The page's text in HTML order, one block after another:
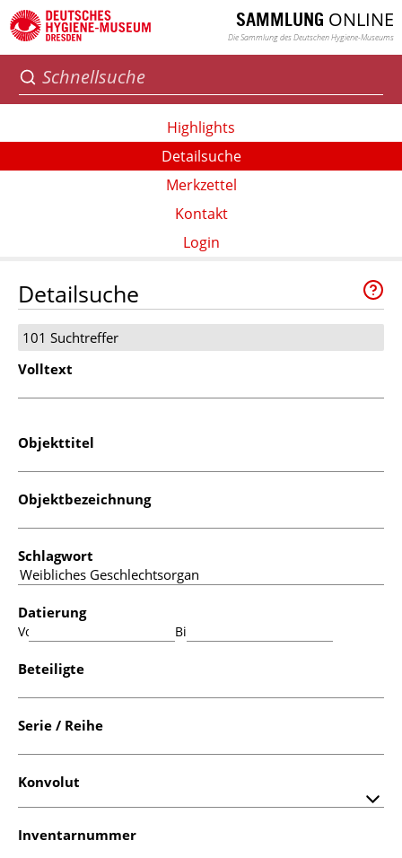
SAMMLUNG ONLINE
Die Sammlung des Deutschen Hygiene-Museums
Highlights
Detailsuche
Merkzettel
Kontakt
Login
Detailsuche
101 Suchtreffer
Volltext
Objekttitel
Objektbezeichnung
Schlagwort
Datierung
Von: Bis:
Beteiligte
Serie / Reihe
Konvolut
Inventarnummer